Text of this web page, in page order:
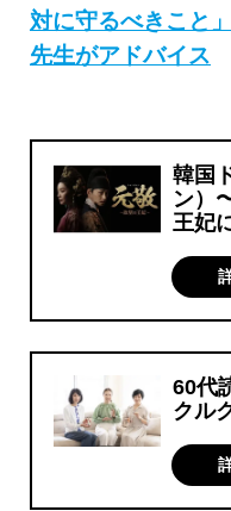
対に守るべきこと
先生がアドバイス
韓国
ン）
王妃
60代
クル